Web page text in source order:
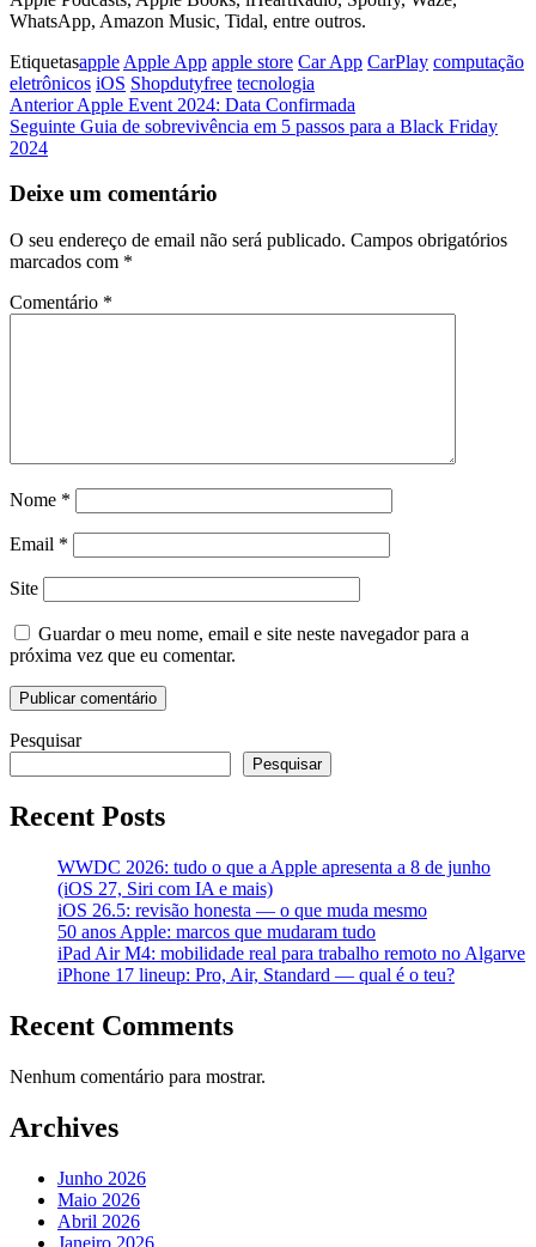
WhatsApp, Amazon Music, Tidal, entre outros.
Etiquetasapple Apple App apple store Car App CarPlay computação
eletrônicos iOS Shopdutyfree tecnologia
Navegação
de
Artigo
anterior
Anterior Apple Event 2024: Data Confirmada
Artigo
seguinte
Seguinte Guia de sobrevivência em 5 passos para a Black Friday
2024
Deixe um comentário
O seu endereço de email não será publicado. Campos obrigatórios
marcados com *
Comentário *
Nome *
Email *
Site
Guardar o meu nome, email e site neste navegador para a
próxima vez que eu comentar.
Pesquisar
Pesquisar
Recent Posts
WWDC 2026: tudo o que a Apple apresenta a 8 de junho
(iOS 27, Siri com IA e mais)
iOS 26.5: revisão honesta — o que muda mesmo
50 anos Apple: marcos que mudaram tudo
iPad Air M4: mobilidade real para trabalho remoto no Algarve
iPhone 17 lineup: Pro, Air, Standard — qual é o teu?
Recent Comments
Nenhum comentário para mostrar.
Archives
Junho 2026
Maio 2026
Abril 2026
Janeiro 2026